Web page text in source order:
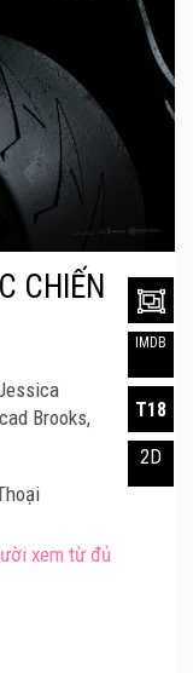
CHIẾN
Brooks,
xem từ đủ
IMDB
T18
2D